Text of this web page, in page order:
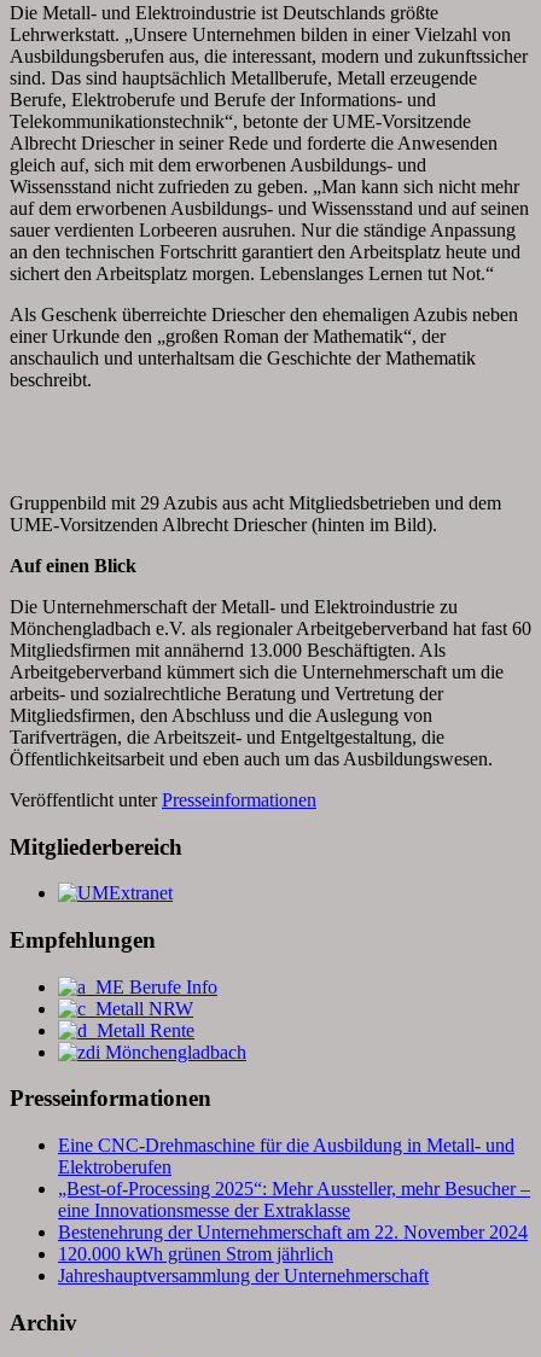
Die Metall- und Elektroindustrie ist Deutschlands größte
Lehrwerkstatt. „Unsere Unternehmen bilden in einer Vielzahl von
Ausbildungsberufen aus, die interessant, modern und zukunftssicher
sind. Das sind hauptsächlich Metallberufe, Metall erzeugende
Berufe, Elektroberufe und Berufe der Informations- und
Telekommunikationstechnik“, betonte der UME-Vorsitzende
Albrecht Driescher in seiner Rede und forderte die Anwesenden
gleich auf, sich mit dem erworbenen Ausbildungs- und
Wissensstand nicht zufrieden zu geben. „Man kann sich nicht mehr
auf dem erworbenen Ausbildungs- und Wissensstand und auf seinen
sauer verdienten Lorbeeren ausruhen. Nur die ständige Anpassung
an den technischen Fortschritt garantiert den Arbeitsplatz heute und
sichert den Arbeitsplatz morgen. Lebenslanges Lernen tut Not.“
Als Geschenk überreichte Driescher den ehemaligen Azubis neben
einer Urkunde den „großen Roman der Mathematik“, der
anschaulich und unterhaltsam die Geschichte der Mathematik
beschreibt.
Gruppenbild mit 29 Azubis aus acht Mitgliedsbetrieben und dem
UME-Vorsitzenden Albrecht Driescher (hinten im Bild).
Auf einen Blick
Die Unternehmerschaft der Metall- und Elektroindustrie zu
Mönchengladbach e.V. als regionaler Arbeitgeberverband hat fast 60
Mitgliedsfirmen mit annähernd 13.000 Beschäftigten. Als
Arbeitgeberverband kümmert sich die Unternehmerschaft um die
arbeits- und sozialrechtliche Beratung und Vertretung der
Mitgliedsfirmen, den Abschluss und die Auslegung von
Tarifverträgen, die Arbeitszeit- und Entgeltgestaltung, die
Öffentlichkeitsarbeit und eben auch um das Ausbildungswesen.
Veröffentlicht unter Presseinformationen
Mitgliederbereich
Empfehlungen
Presseinformationen
Eine CNC-Drehmaschine für die Ausbildung in Metall- und
Elektroberufen
„Best-of-Processing 2025“: Mehr Aussteller, mehr Besucher –
eine Innovationsmesse der Extraklasse
Bestenehrung der Unternehmerschaft am 22. November 2024
120.000 kWh grünen Strom jährlich
Jahreshauptversammlung der Unternehmerschaft
Archiv